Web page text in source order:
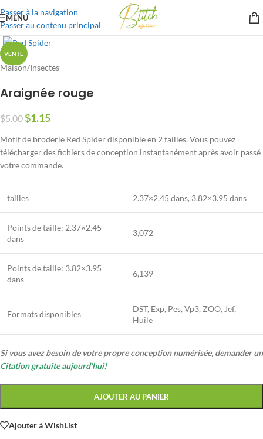
Passer à la navigation
Passer au contenu principal
MENU
VENTE
Maison/Insectes
Araignée rouge
$5.00$1.15
Motif de broderie Red Spider disponible en 2 tailles. Vous pouvez
télécharger des fichiers de conception instantanément après avoir passé
votre commande.
tailles 2.37×2.45 dans, 3.82×3.95 dans
Points de taille: 2.37×2.45
dans
3,072
Points de taille: 3.82×3.95
dans
6,139
Formats disponibles
DST, Exp, Pes, Vp3, ZOO, Jef,
Huile
Si vous avez besoin de votre propre conception numérisée, demander un
Citation gratuite aujourd'hui!
AJOUTER AU PANIER
Ajouter à WishList